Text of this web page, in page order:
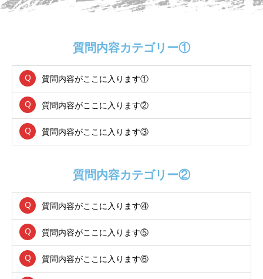
質問内容カテゴリー①
質問内容がここに入ります①
質問内容がここに入ります②
質問内容がここに入ります③
質問内容カテゴリー②
質問内容がここに入ります④
質問内容がここに入ります⑤
質問内容がここに入ります⑥